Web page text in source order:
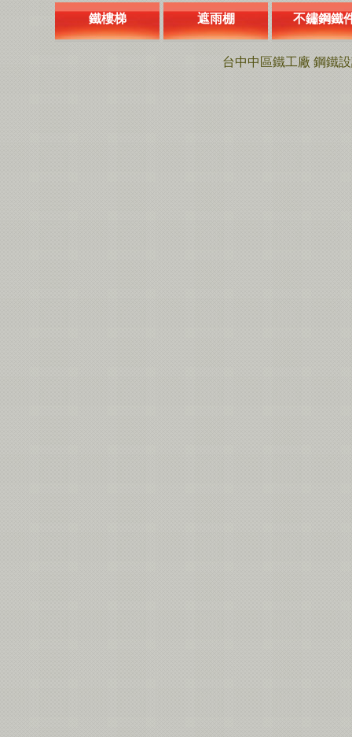
鐵樓梯 遮雨棚 不鏽鋼鐵
台中中區鐵工廠 鋼鐵